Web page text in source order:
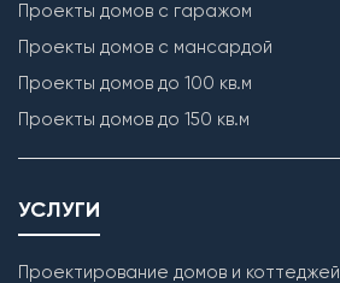
Проекты домов с гаражом
Проекты домов с мансардой
Проекты домов до 100 кв.м
Проекты домов до 150 кв.м
УСЛУГИ
Проектирование домов и коттеджей